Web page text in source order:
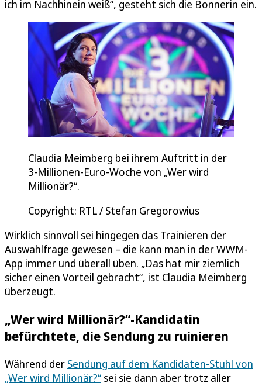
ich im Nachhinein weiß“, gesteht sich die Bonnerin ein.
Claudia Meimberg bei ihrem Auftritt in der
3-Millionen-Euro-Woche von „Wer wird
Millionär?“.
Copyright: RTL / Stefan Gregorowius
Wirklich sinnvoll sei hingegen das Trainieren der
Auswahlfrage gewesen – die kann man in der WWM-
App immer und überall üben. „Das hat mir ziemlich
sicher einen Vorteil gebracht“, ist Claudia Meimberg
überzeugt.
„Wer wird Millionär?“-Kandidatin
befürchtete, die Sendung zu ruinieren
Während der Sendung auf dem Kandidaten-Stuhl von
„Wer wird Millionär?“ sei sie dann aber trotz aller